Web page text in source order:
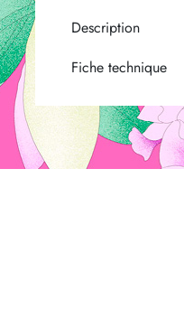
Description
Fiche technique